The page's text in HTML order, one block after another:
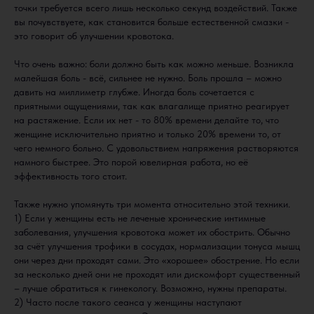
точки требуется всего лишь несколько секунд воздействий. Также
вы почувствуете, как становится больше естественной смазки -
это говорит об улучшении кровотока.
Что очень важно: боли должно быть как можно меньше. Возникла
малейшая боль - всё, сильнее не нужно. Боль прошла – можно
давить на миллиметр глубже. Иногда боль сочетается с
приятными ощущениями, так как влагалище приятно реагирует
на растяжение. Если их нет - то 80% времени делайте то, что
женщине исключительно приятно и только 20% времени то, от
чего немного больно. С удовольствием напряжения растворяются
намного быстрее. Это порой ювелирная работа, но её
эффективность того стоит.
Также нужно упомянуть три момента относительно этой техники.
1) Если у женщины есть не леченые хронические интимные
заболевания, улучшения кровотока может их обострить. Обычно
за счёт улучшения трофики в сосудах, нормализации тонуса мышц
они через дни проходят сами. Это «хорошее» обострение. Но если
за несколько дней они не проходят или дискомфорт существенный
– лучше обратиться к гинекологу. Возможно, нужны препараты.
2) Часто после такого сеанса у женщины наступают